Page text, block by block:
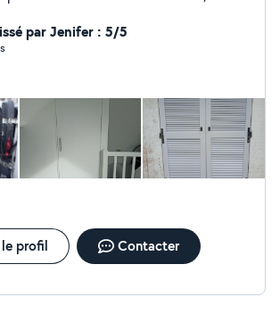
par Jenifer : 5/5
profil Contacter